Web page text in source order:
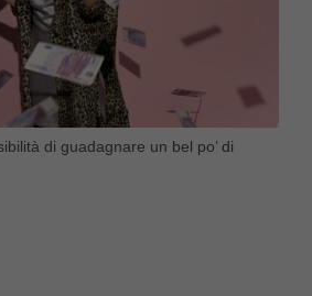
di guadagnare un bel po’ di